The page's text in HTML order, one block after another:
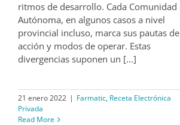
Blog
Empresa
Contacto
ritmos de desarrollo. Cada Comunidad
Autónoma, en algunos casos a nivel
provincial incluso, marca sus pautas de
acción y modos de operar. Estas
divergencias suponen un [...]
21 enero 2022 | Farmatic, Receta Electrónica
Privada
Read More